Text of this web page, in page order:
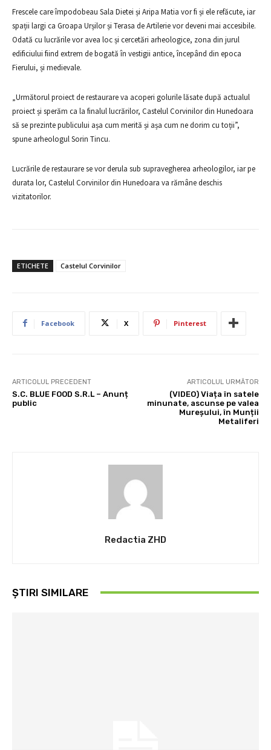
Frescele care împodobeau Sala Dietei și Aripa Matia vor fi și ele refăcute, iar
spații largi ca Groapa Urșilor și Terasa de Artilerie vor deveni mai accesibile.
Odată cu lucrările vor avea loc și cercetări arheologice, zona din jurul
edificiului fiind extrem de bogată în vestigii antice, începând din epoca
Fierului, și medievale.
„Următorul proiect de restaurare va acoperi golurile lăsate după actualul
proiect și sperăm ca la finalul lucrărilor, Castelul Corvinilor din Hunedoara
să se prezinte publicului așa cum merită și așa cum ne dorim cu toții”,
spune arheologul Sorin Tincu.
Lucrările de restaurare se vor derula sub supravegherea arheologilor, iar pe
durata lor, Castelul Corvinilor din Hunedoara va rămâne deschis
vizitatorilor.
ETICHETE Castelul Corvinilor
Facebook X Pinterest
ARTICOLUL PRECEDENT
S.C. BLUE FOOD S.R.L – Anunț
public
ARTICOLUL URMĂTOR
(VIDEO) Viața în satele
minunate, ascunse pe valea
Mureșului, în Munții
Metaliferi
Redactia ZHD
ȘTIRI SIMILARE